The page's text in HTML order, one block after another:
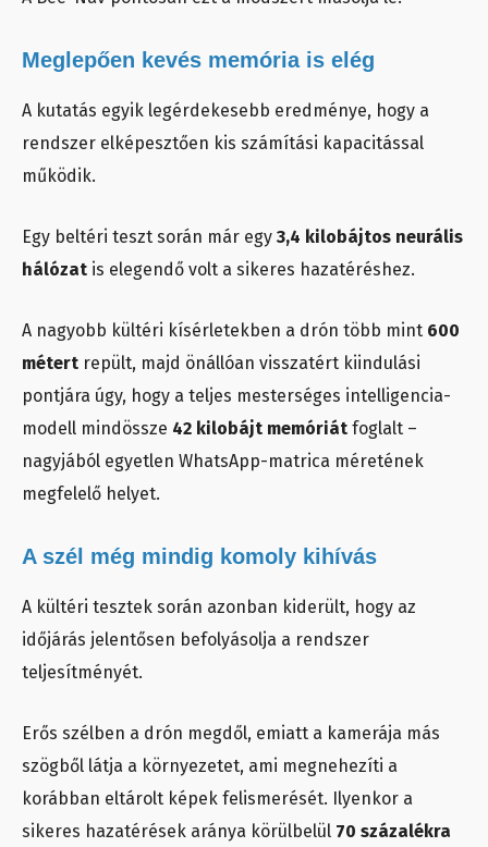
Meglepően kevés memória is elég
A kutatás egyik legérdekesebb eredménye, hogy a
rendszer elképesztően kis számítási kapacitással
működik.
Egy beltéri teszt során már egy 3,4 kilobájtos neurális
hálózat is elegendő volt a sikeres hazatéréshez.
A nagyobb kültéri kísérletekben a drón több mint 600
métert repült, majd önállóan visszatért kiindulási
pontjára úgy, hogy a teljes mesterséges intelligencia-
modell mindössze 42 kilobájt memóriát foglalt –
nagyjából egyetlen WhatsApp-matrica méretének
megfelelő helyet.
A szél még mindig komoly kihívás
A kültéri tesztek során azonban kiderült, hogy az
időjárás jelentősen befolyásolja a rendszer
teljesítményét.
Erős szélben a drón megdől, emiatt a kamerája más
szögből látja a környezetet, ami megnehezíti a
korábban eltárolt képek felismerését. Ilyenkor a
sikeres hazatérések aránya körülbelül 70 százalékra